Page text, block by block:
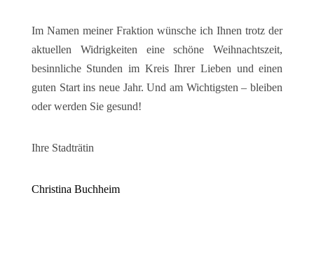
Im Namen meiner Fraktion wünsche ich Ihnen trotz der
aktuellen Widrigkeiten eine schöne Weihnachtszeit,
besinnliche Stunden im Kreis Ihrer Lieben und einen
guten Start ins neue Jahr. Und am Wichtigsten – bleiben
oder werden Sie gesund!
Ihre Stadträtin
Christina Buchheim